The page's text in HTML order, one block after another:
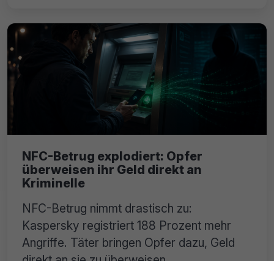
NFC-Betrug explodiert: Opfer
überweisen ihr Geld direkt an
Kriminelle
NFC-Betrug nimmt drastisch zu:
Kaspersky registriert 188 Prozent mehr
Angriffe. Täter bringen Opfer dazu, Geld